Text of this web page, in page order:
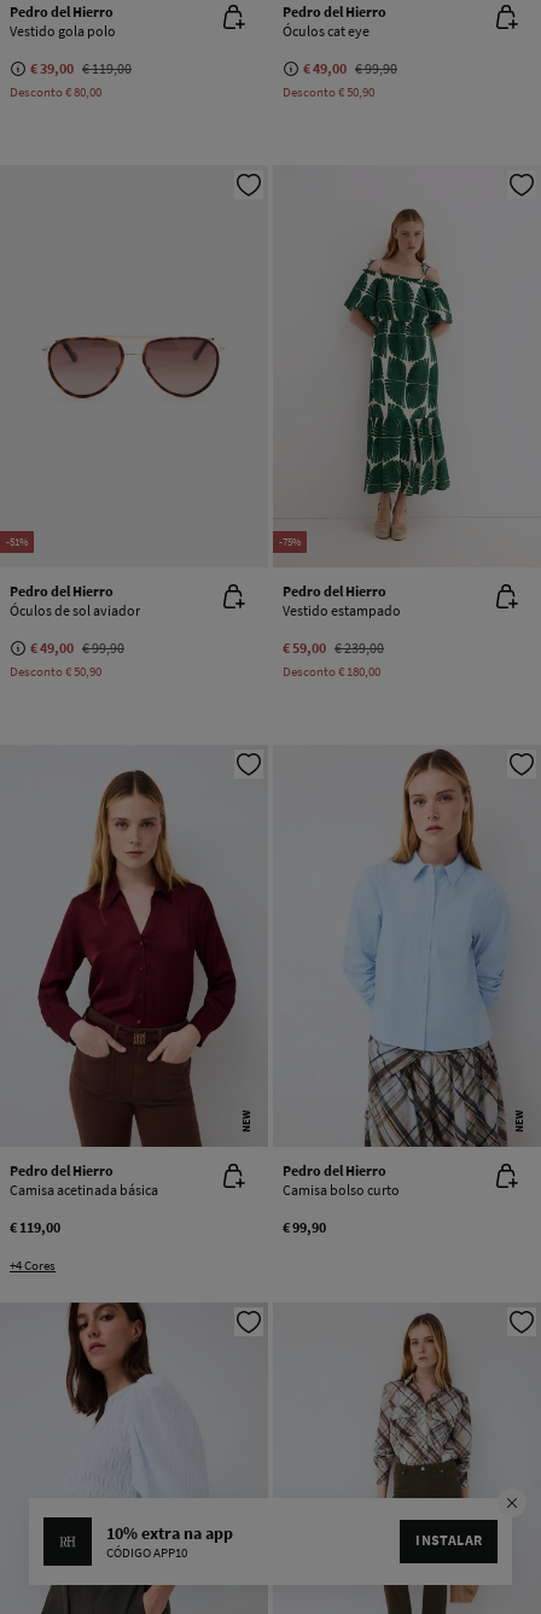
Pedro del Hierro
Vestido gola polo
€ 39,00 € 119,00
Desconto€ 80,00
Pedro del Hierro
Óculos cat eye
€ 49,00 € 99,90
Desconto€ 50,90
-51%
Pedro del Hierro
Óculos de sol aviador
€ 49,00 € 99,90
Desconto€ 50,90
-75%
Pedro del Hierro
Vestido estampado
€ 59,00 € 239,00
Desconto€ 180,00
NEW
Pedro del Hierro
Camisa acetinada básica
€ 119,00
+4 Cores
NEW
Pedro del Hierro
Camisa bolso curto
€ 99,90
10% extra na app
CÓDIGO APP10
INSTALAR